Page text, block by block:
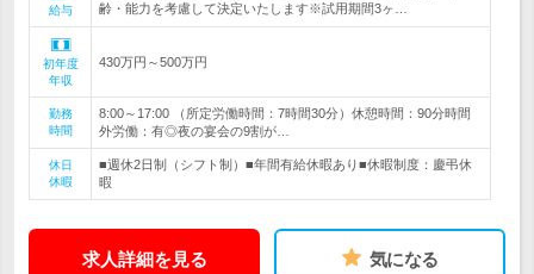
給与
齢・能力を考慮して決定いたします※試用期間3ヶ…
初年度
年収
430万円～500万円
勤務
時間
8:00～17:00 （所定労働時間：7時間30分）休憩時間：90分時間
外労働：有◎夜の宴会の9割が…
休日
休暇
■週休2日制（シフト制）■年間有給休暇あり■休暇制度：慶弔休
暇
求人詳細を見る 気になる